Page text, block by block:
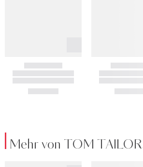
Mehr von TOM TAILOR